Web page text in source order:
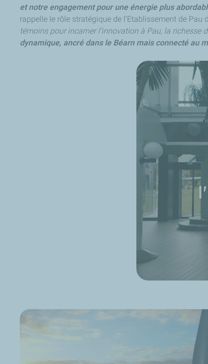
et notre engagement pour une énergie plus
rappelle le rôle stratégique de l’Etablissement de
témoins pour incarner l’innovation à Pau, la richesse
dynamique, ancré dans le Béarn mais connecté au